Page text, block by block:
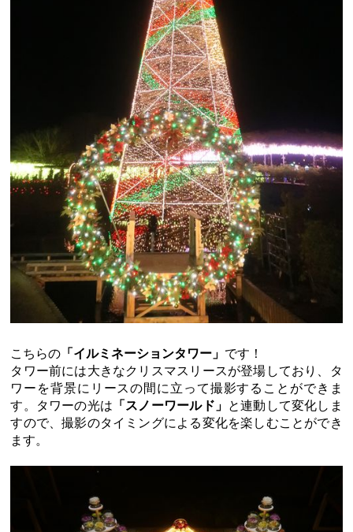
こちらの 「イルミネーションタワー」 です！
タワー前には大きなクリスマスリースが登場しており、タ
ワーを背景にリースの間に立って撮影することができま
す。タワーの光は 「スノーワールド」 と連動して変化しま
すので、撮影のタイミングによる変化を楽しむことができ
ます。